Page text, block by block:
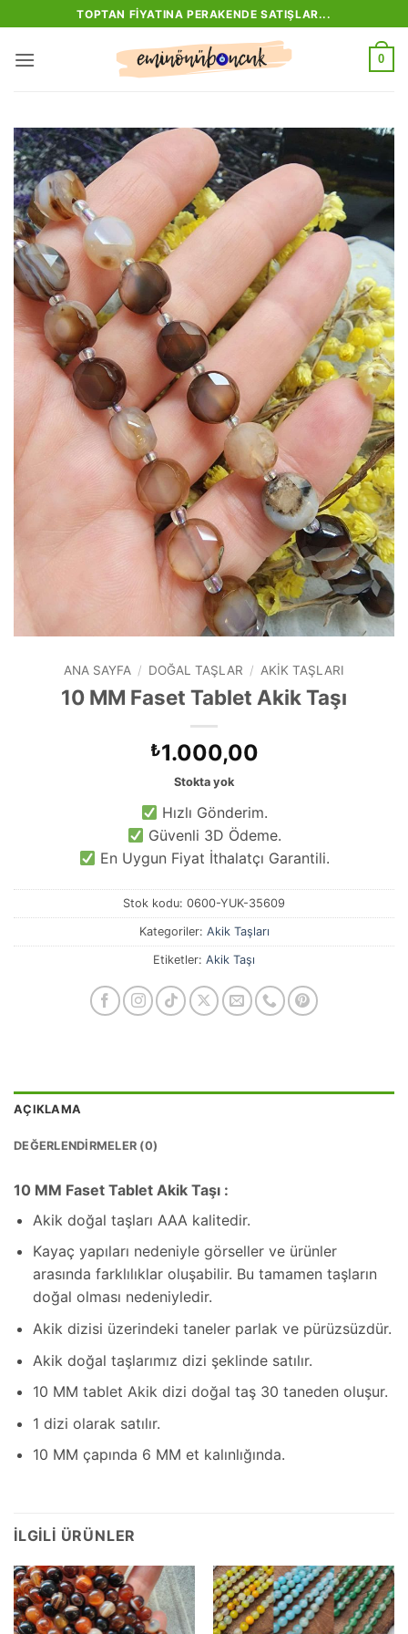
atla
TOPTAN FIYATINA PERAKENDE SATIŞLAR...
0
ANA SAYFA / DOĞAL TAŞLAR / AKIK TAŞLARI
10 MM Faset Tablet Akik Taşı
₺1.000,00
Stokta yok
Hızlı Gönderim.
Güvenli 3D Ödeme.
En Uygun Fiyat İthalatçı Garantili.
Stok kodu: 0600-YUK-35609
Kategoriler: Akik Taşları
Etiketler: Akik Taşı
AÇIKLAMA
DEĞERLENDIRMELER (0)
10 MM Faset Tablet Akik Taşı :
Akik doğal taşları AAA kalitedir.
Kayaç yapıları nedeniyle görseller ve ürünler
arasında farklılıklar oluşabilir. Bu tamamen taşların
doğal olması nedeniyledir.
Akik dizisi üzerindeki taneler parlak ve pürüzsüzdür.
Akik doğal taşlarımız dizi şeklinde satılır.
10 MM tablet Akik dizi doğal taş 30 taneden oluşur.
1 dizi olarak satılır.
10 MM çapında 6 MM et kalınlığında.
İLGILI ÜRÜNLER